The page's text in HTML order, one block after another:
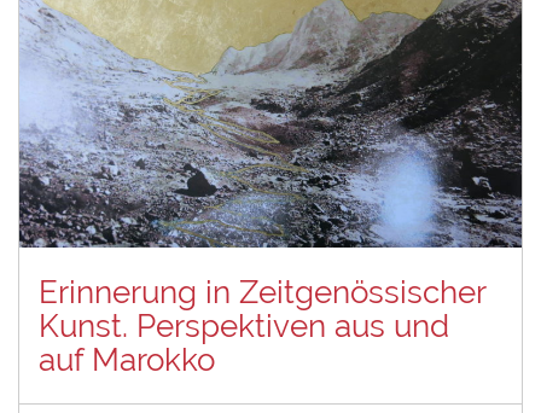
Erinnerung in Zeitgenössischer
Kunst. Perspektiven aus und
auf Marokko